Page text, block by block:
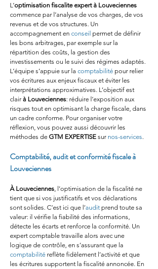
L’optimisation fiscalite expert à Louveciennes
commence par l’analyse de vos charges, de vos
revenus et de vos structures. Un
accompagnement en conseil permet de définir
les bons arbitrages, par exemple sur la
répartition des coûts, la gestion des
investissements ou le suivi des régimes adaptés.
L’équipe s’appuie sur la comptabilité pour relier
vos écritures aux enjeux fiscaux et éviter les
interprétations approximatives. L’objectif est
clair à Louveciennes: réduire l’exposition aux
risques tout en optimisant la charge fiscale, dans
un cadre conforme. Pour organiser votre
réflexion, vous pouvez aussi découvrir les
méthodes de GTM EXPERTISE sur nos-services.
Comptabilité, audit et conformité fiscale à
Louveciennes
À Louveciennes, l’optimisation de la fiscalité ne
tient que si vos justificatifs et vos déclarations
sont solides. C’est ici que l’audit prend toute sa
valeur: il vérifie la fiabilité des informations,
détecte les écarts et renforce la conformité. Un
expert comptable travaille alors avec une
logique de contrôle, en s’assurant que la
comptabilité reflète fidèlement l’activité et que
les écritures supportent la fiscalité annoncée. En